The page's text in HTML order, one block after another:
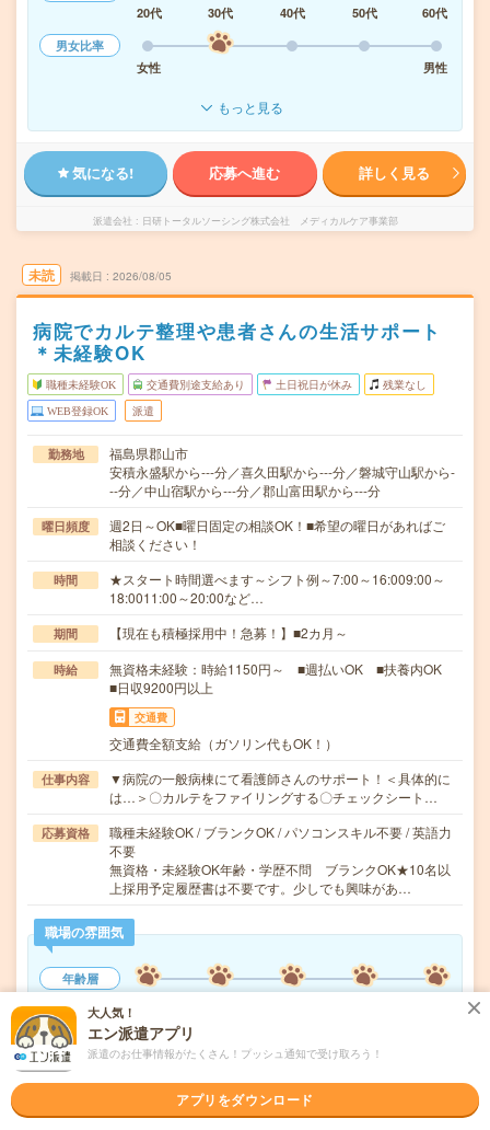
20代
30代 40代 50代
60代
男女比率
女性
男性
もっと見る
気になる! 応募へ進む 詳しく見る
派遣会社 日研トータルソーシング株式会社 メディカルケア事業部
未読 掲載日 2026/08/05
病院でカルテ整理や患者さんの生活サポート
＊未経験OK
職種未経験OK 交通費別途支給あり 土日祝日が休み 残業なし
WEB登録OK 派遣
勤務地
福島県郡山市
安積永盛駅から---分／喜久田駅から---分／磐城守山駅から-
--分／中山宿駅から---分／郡山富田駅から---分
曜日頻度
週2日～OK■曜日固定の相談OK！■希望の曜日があればご
相談ください！
時間
★スタート時間選べます～シフト例～7:00～16:009:00～
18:0011:00～20:00など…
期間 【現在も積極採用中！急募！】■2カ月～
時給
無資格未経験：時給1150円～ ■週払いOK ■扶養内OK
■日収9200円以上
交通費
交通費全額支給（ガソリン代もOK！）
仕事内容
▼病院の一般病棟にて看護師さんのサポート！＜具体的に
は…＞〇カルテをファイリングする〇チェックシート…
応募資格
職種未経験OK / ブランクOK / パソコンスキル不要 / 英語力
不要
無資格・未経験OK年齢・学歴不問 ブランクOK★10名以
上採用予定履歴書は不要です。少しでも興味があ…
職場の雰囲気
年齢層
男女比率
女性
もっと見る
大人気！
エン派遣アプリ
派遣のお仕事情報がたくさん！プッシュ通知で受け取ろう！
アプリをダウンロード